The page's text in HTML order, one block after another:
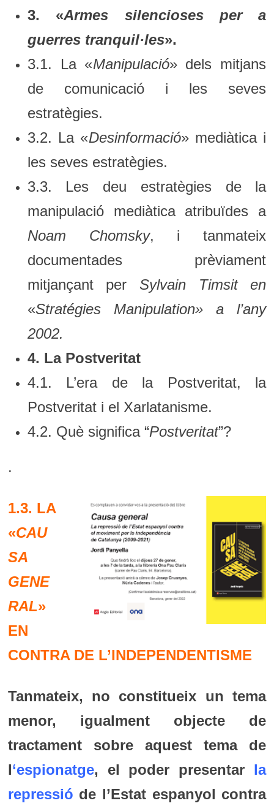
3. «Armes silencioses per a
guerres tranquil·les».
3.1. La «Manipulació» dels mitjans
de comunicació i les seves
estratègies.
3.2. La «Desinformació» mediàtica i
les seves estratègies.
3.3. Les deu estratègies de la
manipulació mediàtica atribuïdes a
Noam Chomsky, i tanmateix
documentades prèviament
mitjançant per Sylvain Timsit en
«Stratégies Manipulation» a l’any
2002.
4. La Postveritat
4.1. L’era de la Postveritat, la
Postveritat i el Xarlatanisme.
4.2. Què significa “Postveritat”?
.
1.3. LA
«CAU
SA
GENE
RAL»
EN
CONTRA DE L’INDEPENDENTISME
Tanmateix, no constitueix un tema
menor, igualment objecte de
tractament sobre aquest tema de
l‘espionatge, el poder presentar la
repressió de l’Estat espanyol contra